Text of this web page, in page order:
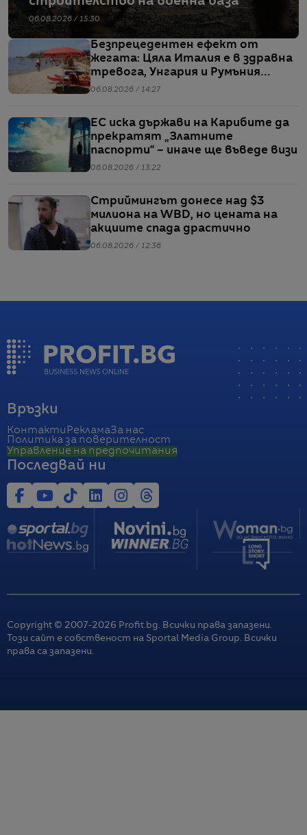
06.08.2026 / 15:30
Безпрецедентен ефект от
жегата: Цяла Италия е в здравна
тревога, Унгария и Румъния
пестят електричество
06.08.2026 / 14:27
ЕС иска държави на Карибите да
прекратят „Златните
паспорти“ – иначе ще въведе визи
06.08.2026 / 13:22
Стриймингът донесе над $3
милиона на WBD, но цената на
акциите спада драстично
06.08.2026 / 12:36
Връзки
Контакти РекламаЗа нас
Политика за поверителност
Управление на предпочитания
Последвай ни
Copyright © 2007-2026 Profit.bg. Всички права запазени.
Този сайт е собственост на Sportal Media Group. Всички
права са запазени.